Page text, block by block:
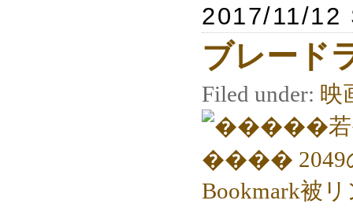
2017/11/12
ブレード
Filed under: 映